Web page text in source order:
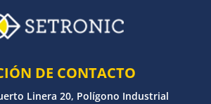
DE CONTACTO
Linera 20, Polígono Industrial